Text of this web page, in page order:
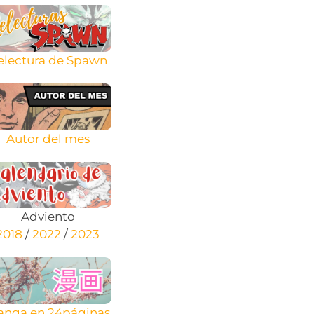
de Spawn
Autor del mes
Adviento
/2022 /2023